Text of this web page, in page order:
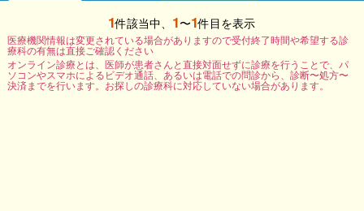
1件該当中、 1〜1件目を表示
医療機関情報は変更されている場合がありますので受付終了時間や希望する診
療科の有無は直接ご確認ください
オンライン診療とは、医師が患者さんと直接対面せずに診療を行うことで、パ
ソコンやスマホによるビデオ通話、あるいは電話での問診から、診断〜処方〜
決済までを行います。お探しの診療科に対応していない場合があります。